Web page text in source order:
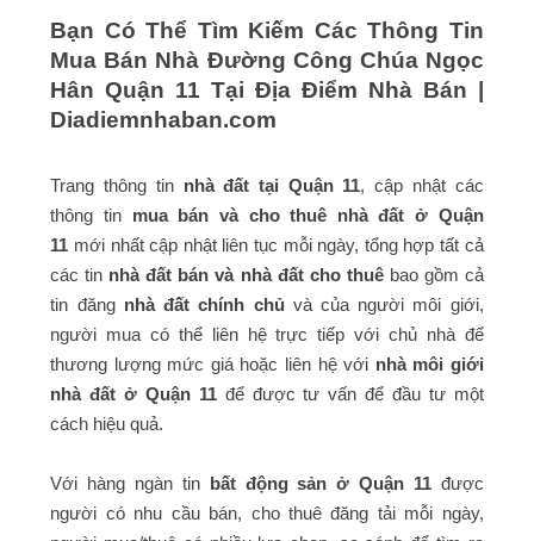
Bạn Có Thể Tìm Kiếm Các Thông Tin
Mua Bán Nhà Đường Công Chúa Ngọc
Hân Quận 11 Tại Địa Điểm Nhà Bán |
Diadiemnhaban.com
Trang thông tin nhà đất tại Quận 11, cập nhật các
thông tin mua bán và cho thuê nhà đất ở Quận
11 mới nhất cập nhật liên tục mỗi ngày, tổng hợp tất cả
các tin nhà đất bán và nhà đất cho thuêbao gồm cả
tin đăng nhà đất chính chủvà của người môi giới,
người mua có thể liên hệ trực tiếp với chủ nhà để
thương lượng mức giá hoặc liên hệ với nhà môi giới
nhà đất ở Quận 11để được tư vấn để đầu tư một
cách hiệu quả.
Với hàng ngàn tin bất động sản ở Quận 11được
người có nhu cầu bán, cho thuê đăng tải mỗi ngày,